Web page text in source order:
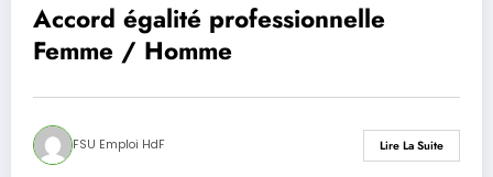
Accord égalité professionnelle
Femme / Homme
FSU Emploi HdF Lire La Suite